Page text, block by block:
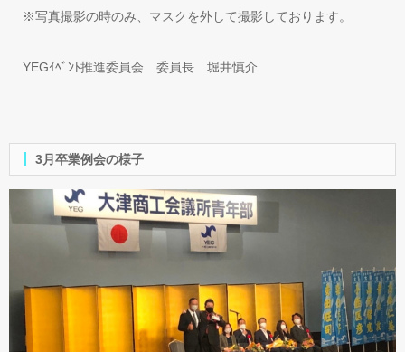
※写真撮影の時のみ、マスクを外して撮影しております。
YEGｲﾍﾞﾝﾄ推進委員会 委員長 堀井慎介
3月卒業例会の様子